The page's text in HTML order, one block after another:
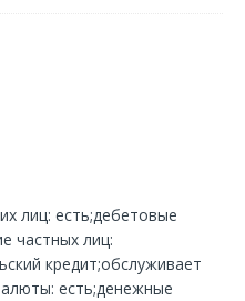
лиц: есть;дебетовые
частных лиц:
кредит;обслуживает
есть;денежные